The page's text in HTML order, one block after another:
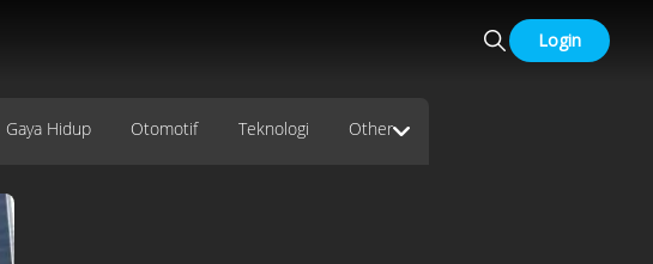
Login
Gaya Hidup Otomotif Teknologi Other